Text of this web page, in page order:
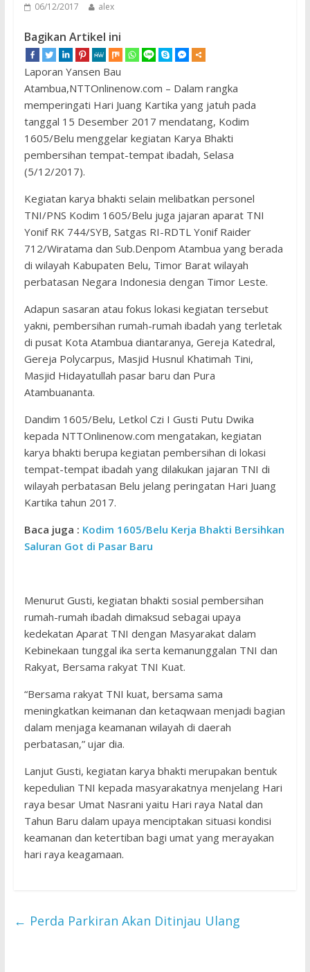
06/12/2017 alex
Bagikan Artikel ini
Laporan Yansen Bau
Atambua,NTTOnlinenow.com – Dalam rangka
memperingati Hari Juang Kartika yang jatuh pada
tanggal 15 Desember 2017 mendatang, Kodim
1605/Belu menggelar kegiatan Karya Bhakti
pembersihan tempat-tempat ibadah, Selasa
(5/12/2017).
Kegiatan karya bhakti selain melibatkan personel
TNI/PNS Kodim 1605/Belu juga jajaran aparat TNI
Yonif RK 744/SYB, Satgas RI-RDTL Yonif Raider
712/Wiratama dan Sub.Denpom Atambua yang berada
di wilayah Kabupaten Belu, Timor Barat wilayah
perbatasan Negara Indonesia dengan Timor Leste.
Adapun sasaran atau fokus lokasi kegiatan tersebut
yakni, pembersihan rumah-rumah ibadah yang terletak
di pusat Kota Atambua diantaranya, Gereja Katedral,
Gereja Polycarpus, Masjid Husnul Khatimah Tini,
Masjid Hidayatullah pasar baru dan Pura
Atambuananta.
Dandim 1605/Belu, Letkol Czi I Gusti Putu Dwika
kepada NTTOnlinenow.com mengatakan, kegiatan
karya bhakti berupa kegiatan pembersihan di lokasi
tempat-tempat ibadah yang dilakukan jajaran TNI di
wilayah perbatasan Belu jelang peringatan Hari Juang
Kartika tahun 2017.
Baca juga : Kodim 1605/Belu Kerja Bhakti Bersihkan
Saluran Got di Pasar Baru
Menurut Gusti, kegiatan bhakti sosial pembersihan
rumah-rumah ibadah dimaksud sebagai upaya
kedekatan Aparat TNI dengan Masyarakat dalam
Kebinekaan tunggal ika serta kemanunggalan TNI dan
Rakyat, Bersama rakyat TNI Kuat.
“Bersama rakyat TNI kuat, bersama sama
meningkatkan keimanan dan ketaqwaan menjadi bagian
dalam menjaga keamanan wilayah di daerah
perbatasan,” ujar dia.
Lanjut Gusti, kegiatan karya bhakti merupakan bentuk
kepedulian TNI kepada masyarakatnya menjelang Hari
raya besar Umat Nasrani yaitu Hari raya Natal dan
Tahun Baru dalam upaya menciptakan situasi kondisi
keamanan dan ketertiban bagi umat yang merayakan
hari raya keagamaan.
← Perda Parkiran Akan Ditinjau Ulang